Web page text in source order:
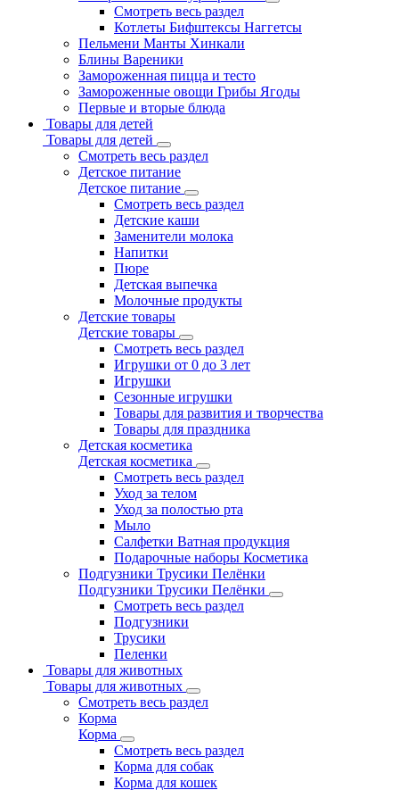
Смотреть весь раздел
Котлеты Бифштексы Наггетсы
Пельмени Манты Хинкали
Блины Вареники
Замороженная пицца и тесто
Замороженные овощи Грибы Ягоды
Первые и вторые блюда
Товары для детей
Товары для детей
Смотреть весь раздел
Детское питание
Детское питание
Смотреть весь раздел
Детские каши
Заменители молока
Напитки
Пюре
Детская выпечка
Молочные продукты
Детские товары
Детские товары
Смотреть весь раздел
Игрушки от 0 до 3 лет
Игрушки
Сезонные игрушки
Товары для развития и творчества
Товары для праздника
Детская косметика
Детская косметика
Смотреть весь раздел
Уход за телом
Уход за полостью рта
Мыло
Салфетки Ватная продукция
Подарочные наборы Косметика
Подгузники Трусики Пелёнки
Подгузники Трусики Пелёнки
Смотреть весь раздел
Подгузники
Трусики
Пеленки
Товары для животных
Товары для животных
Смотреть весь раздел
Корма
Корма
Смотреть весь раздел
Корма для собак
Корма для кошек